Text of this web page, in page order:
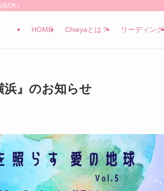
OK）
HOME Chieyaとは？ リーディング
浜』のお知らせ